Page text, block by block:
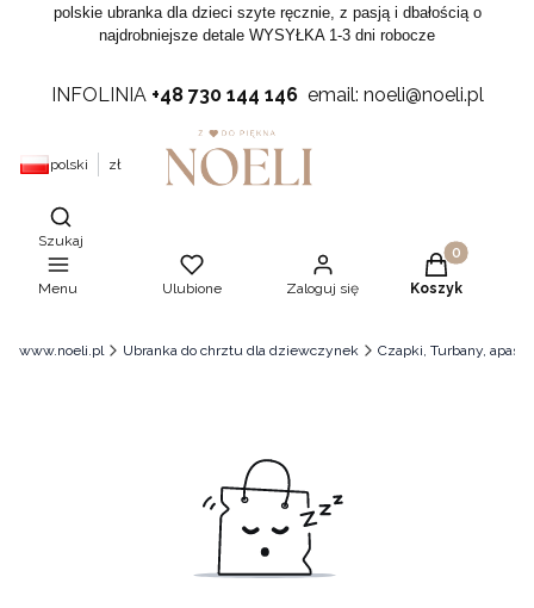
polskie ubranka dla dzieci szyte ręcznie, z pasją i dbałością o
najdrobniejsze detale WYSYŁKA 1-3 dni robocze
INFOLINIA +48 730 144 146 email: noeli@noeli.pl
polski zł
Otwórz wyszukiwarkę
Szukaj
Menu Ulubione Zaloguj się
Produkty w
Koszyk
www.noeli.pl Ubranka do chrztu dla dziewczynek Czapki, Turbany,